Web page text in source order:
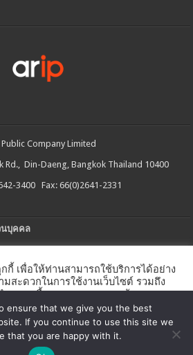
Public Company Limited
Rd., Din-Daeng, Bangkok Thailand 10400
3400 Fax: 66(0)2641-2331
นบุคคล
ลสารสนเทศ
กี้ เพื่อให้ท่านสามารถใช้บริการได้อย่าง
สะดวกในการใช้งานเว็บไซต์ รวมถึง
ำเสนอเนื้อหาตรงตามความต้องการ
ษารายละเอียดเพิ่มเติมได้ใน นโยบาย
ensure that we give you the best
If you continue to use this site we
that you are happy with it.